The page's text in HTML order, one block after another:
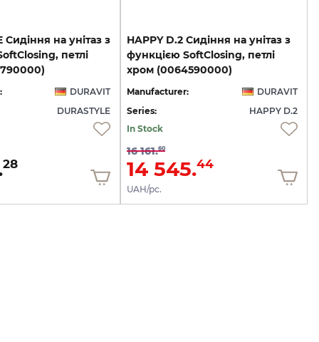
Сидіння на унітаз з
петлі
DURAVIT
DURASTYLE
28
HAPPY D.2 Сидіння на унітаз з
функцією SoftClosing, петлі
хром (0064590000)
Manufacturer:
DURAVIT
Series:
HAPPY D.2
In Stock
16 161.60
14 545.44
UAH/pc.